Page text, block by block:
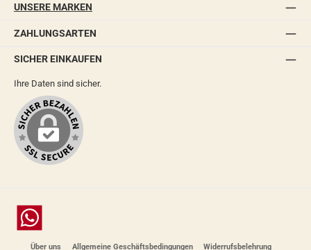
UNSERE MARKEN
ZAHLUNGSARTEN
SICHER EINKAUFEN
Ihre Daten sind sicher.
Chat
Über uns Allgemeine Geschäftsbedingungen Widerrufsbelehrung